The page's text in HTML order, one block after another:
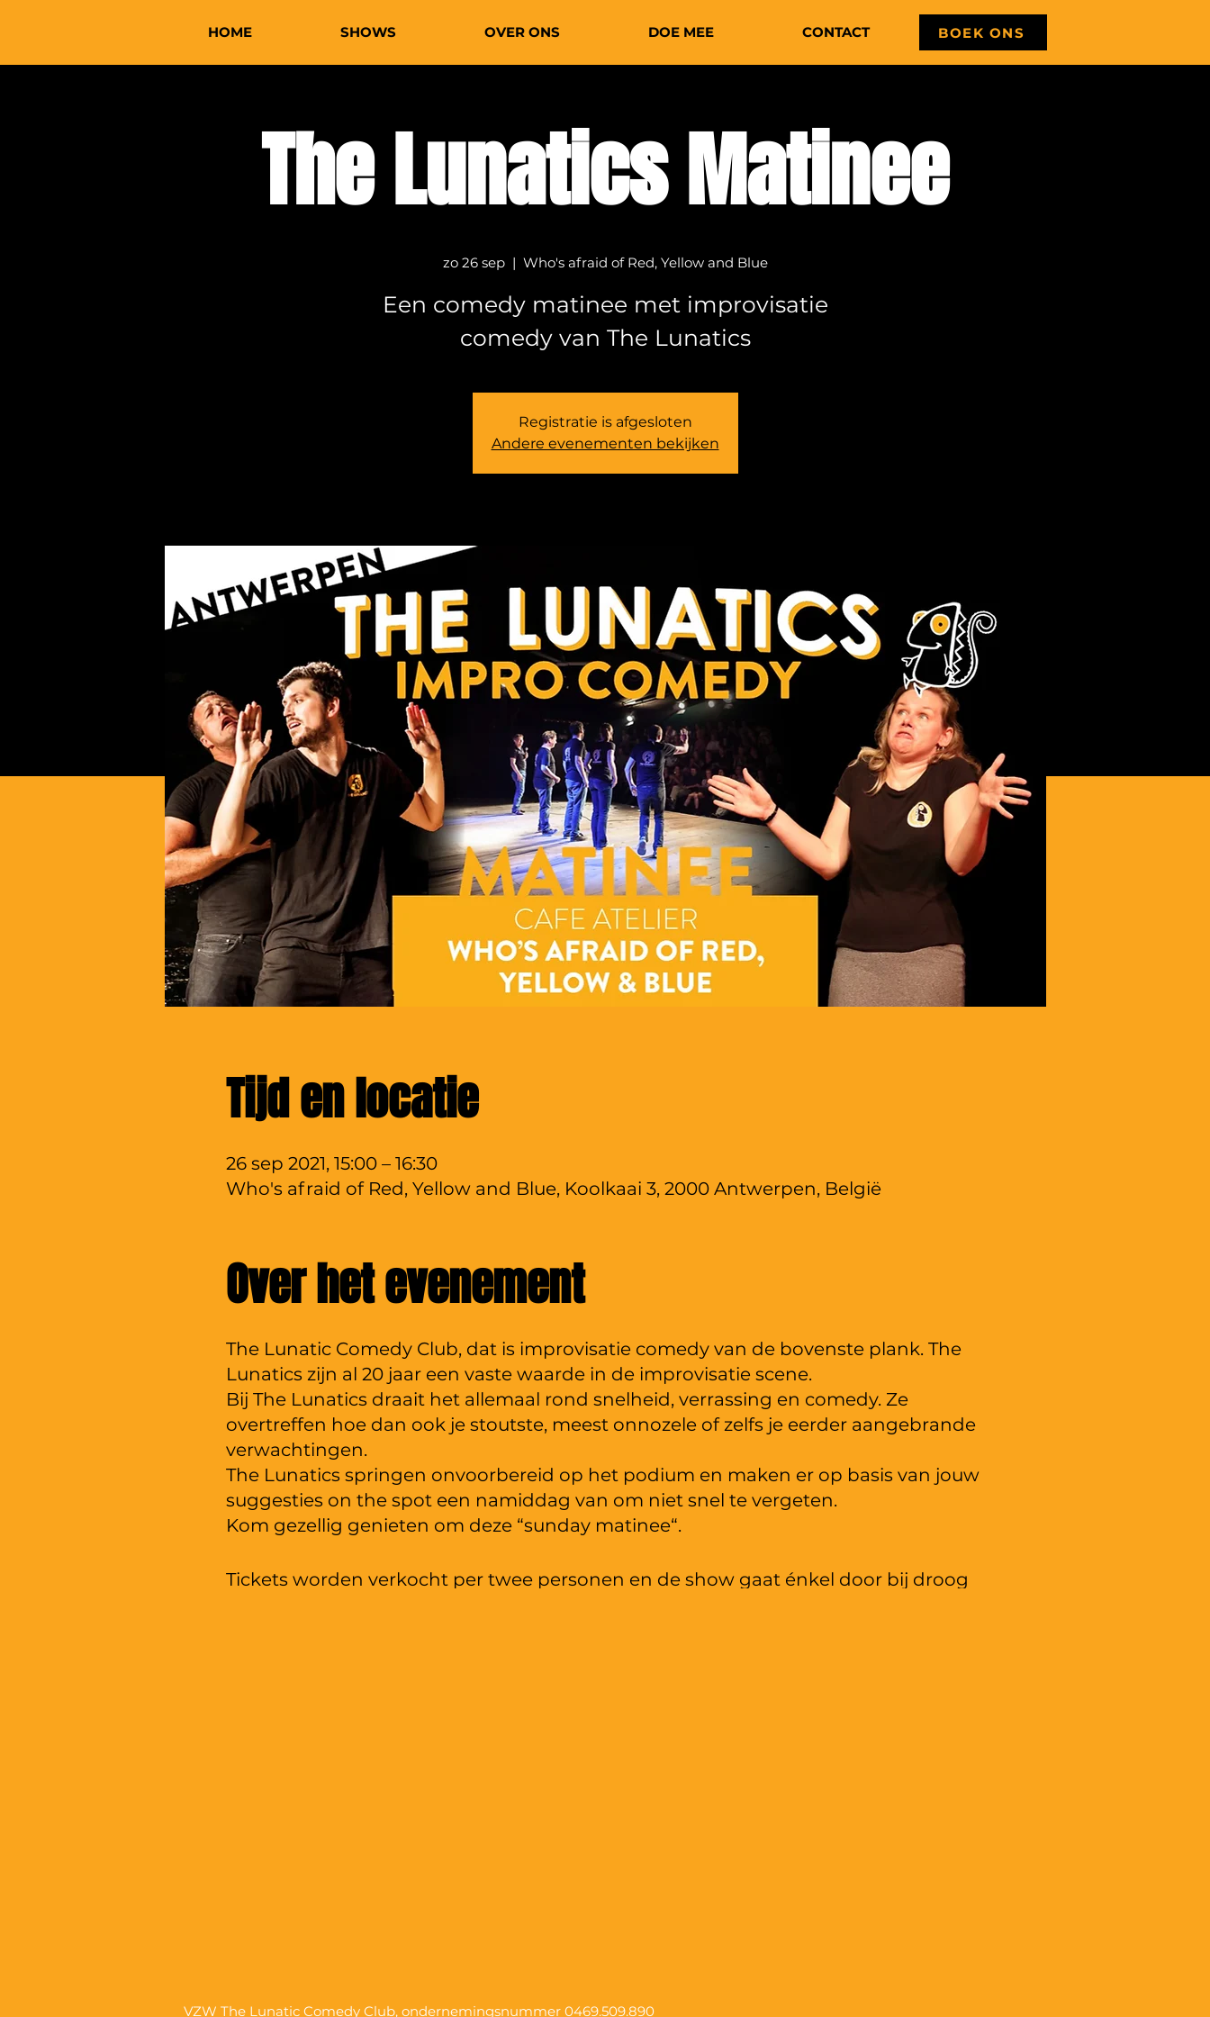
HOME SHOWS OVER ONS DOE MEE CONTACT BOEK ONS
The Lunatics Matinee
zo 26 sep
  |
Who's afraid of Red, Yellow and Blue
Een comedy matinee met improvisatie
comedy van The Lunatics
Registratie is afgesloten
Andere evenementen bekijken
Tijd en locatie
26 sep 2021, 15:00 – 16:30
Who's afraid of Red, Yellow and Blue, Koolkaai 3, 2000 Antwerpen, België
Over het evenement
The Lunatic Comedy Club, dat is improvisatie comedy van de bovenste plank. The
Lunatics zijn al 20 jaar een vaste waarde in de improvisatie scene.
Bij The Lunatics draait het allemaal rond snelheid, verrassing en comedy. Ze
overtreffen hoe dan ook je stoutste, meest onnozele of zelfs je eerder aangebrande
verwachtingen.
The Lunatics springen onvoorbereid op het podium en maken er op basis van jouw
suggesties on the spot een namiddag van om niet snel te vergeten.
Kom gezellig genieten om deze “sunday matinee“.
Tickets worden verkocht per twee personen en de show gaat énkel door bij droog
VZW The Lunatic Comedy Club, ondernemingsnummer 0469.509.890